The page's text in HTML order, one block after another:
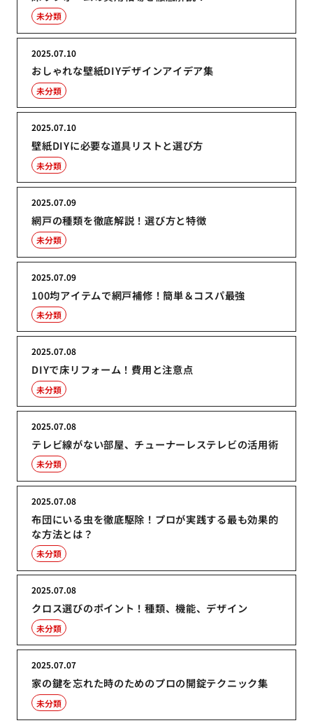
未分類
おしゃれな壁紙DIYデザインアイデア集
2025.07.10
未分類
壁紙DIYに必要な道具リストと選び方
2025.07.10
未分類
網戸の種類を徹底解説！選び方と特徴
2025.07.09
未分類
100均アイテムで網戸補修！簡単＆コスパ最強
2025.07.09
未分類
DIYで床リフォーム！費用と注意点
2025.07.08
未分類
テレビ線がない部屋、チューナーレステレビの活用術
2025.07.08
未分類
布団にいる虫を徹底駆除！プロが実践する最も効果的
な方法とは？
2025.07.08
未分類
クロス選びのポイント！種類、機能、デザイン
2025.07.08
未分類
家の鍵を忘れた時のためのプロの開錠テクニック集
2025.07.07
未分類